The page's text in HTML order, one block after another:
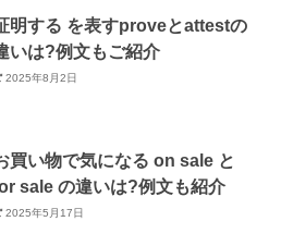
明する を表すproveとattestの
いは?例文もご紹介
2025年8月2日
買い物で気になる on sale と
sale の違いは?例文も紹介
2025年5月17日